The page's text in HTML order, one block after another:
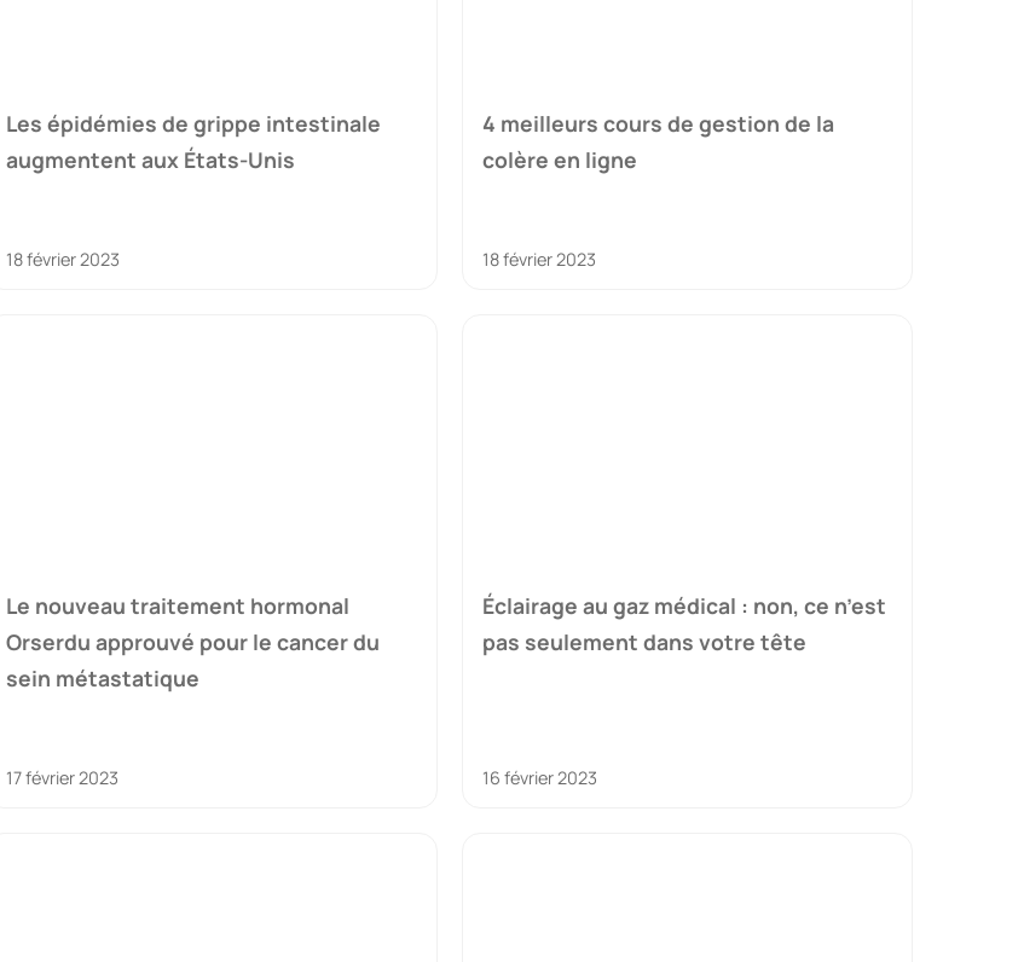
Les épidémies de grippe intestinale
augmentent aux États-Unis
18 février 2023
4 meilleurs cours de gestion de la
colère en ligne
18 février 2023
Le nouveau traitement hormonal
Orserdu approuvé pour le cancer du
sein métastatique
17 février 2023
Éclairage au gaz médical : non, ce n’est
pas seulement dans votre tête
16 février 2023